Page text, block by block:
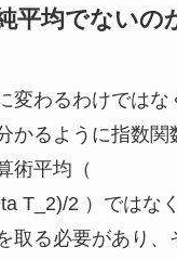
平均でないの
変わるわけではな
かるように指数関
術平均（
T_2)/2 ）ではなく
取る必要があり、